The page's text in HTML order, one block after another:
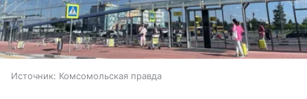
Источник: Комсомольская правда